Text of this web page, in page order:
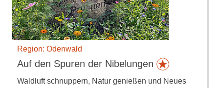
Region: Odenwald
Auf den Spuren der Nibelungen
Waldluft schnuppern, Natur genießen und Neues